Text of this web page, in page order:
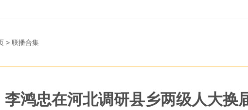
> 联播合集
李鸿忠在河北调研县乡两级人大换